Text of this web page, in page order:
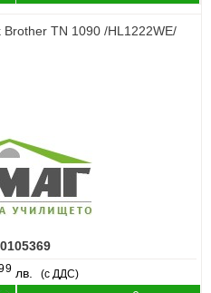
TN 1090 /HL1222WE/
лв. (с ДДС)